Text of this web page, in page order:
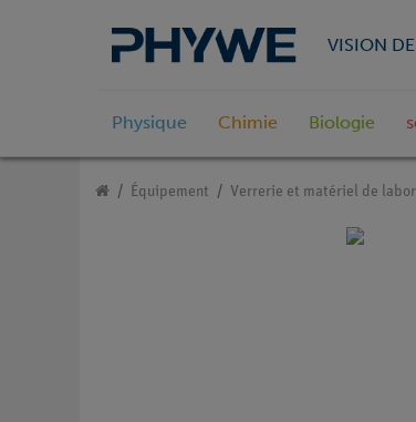
VISION
Physique Chimie Biologie
Équipement Verrerie et matériel de